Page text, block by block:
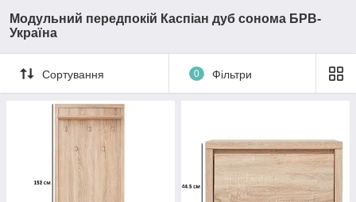
Модульний передпокій Каспіан дуб сонома БРВ-
Україна
Сортування 0 Фільтри